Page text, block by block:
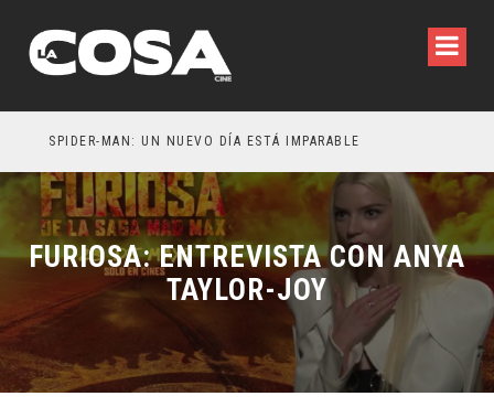
SPIDER-MAN: UN NUEVO DÍA ESTÁ IMPARABLE
FURIOSA: ENTREVISTA CON ANYA
TAYLOR-JOY